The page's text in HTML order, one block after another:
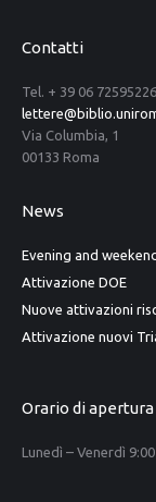
Contatti
Tel. + 39 06 72595226
Via Columbia, 1
00133 Roma
News
Evening and
Attivazione DOE
Nuove attivazioni
Attivazione nuovi
Orario di apertura
Lunedì – Venerdì